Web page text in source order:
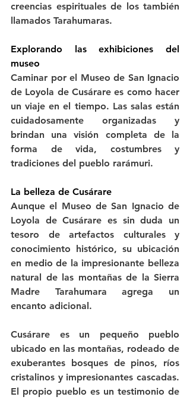
creencias espirituales de los también
llamados Tarahumaras.
Explorando las exhibiciones del
museo
Caminar por el Museo de San Ignacio
de Loyola de Cusárare es como hacer
un viaje en el tiempo. Las salas están
cuidadosamente organizadas y
brindan una visión completa de la
forma de vida, costumbres y
tradiciones del pueblo rarámuri.
La belleza de Cusárare
Aunque el Museo de San Ignacio de
Loyola de Cusárare es sin duda un
tesoro de artefactos culturales y
conocimiento histórico, su ubicación
en medio de la impresionante belleza
natural de las montañas de la Sierra
Madre Tarahumara agrega un
encanto adicional.
Cusárare es un pequeño pueblo
ubicado en las montañas, rodeado de
exuberantes bosques de pinos, ríos
cristalinos y impresionantes cascadas.
El propio pueblo es un testimonio de